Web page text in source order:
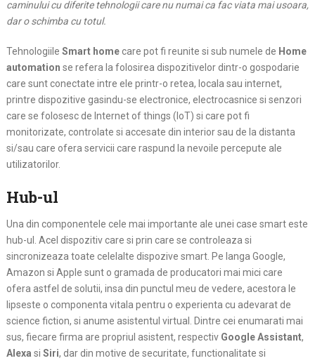
caminului cu diferite tehnologii care nu numai ca fac viata mai usoara,
dar o schimba cu totul.
Tehnologiile Smart homecare pot fi reunite si sub numele de Home
automation se refera la folosirea dispozitivelor dintr-o gospodarie
care sunt conectate intre ele printr-o retea, locala sau internet,
printre dispozitive gasindu-se electronice, electrocasnice si senzori
care se folosesc de Internet of things (IoT) si care pot fi
monitorizate, controlate si accesate din interior sau de la distanta
si/sau care ofera servicii care raspund la nevoile percepute ale
utilizatorilor.
Hub-ul
Una din componentele cele mai importante ale unei case smart este
hub-ul. Acel dispozitiv care si prin care se controleaza si
sincronizeaza toate celelalte dispozive smart. Pe langa Google,
Amazon si Apple sunt o gramada de producatori mai mici care
ofera astfel de solutii, insa din punctul meu de vedere, acestora le
lipseste o componenta vitala pentru o experienta cu adevarat de
science fiction, si anume asistentul virtual. Dintre cei enumarati mai
sus, fiecare firma are propriul asistent, respectiv Google Assistant,
Alexa si Siri, dar din motive de securitate, functionalitate si